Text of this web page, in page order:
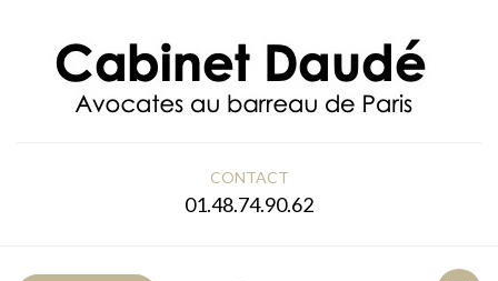
CONTACT
01.48.74.90.62